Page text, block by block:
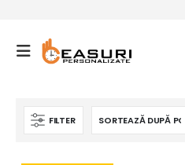
FILTER